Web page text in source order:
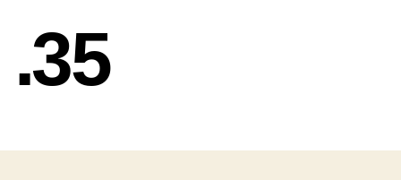
35. קוראים לי אחאב